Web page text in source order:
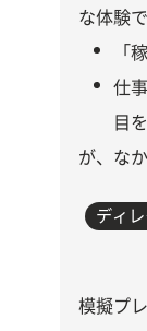
な体験で
「
仕
目
が、な
ディ
模擬プ